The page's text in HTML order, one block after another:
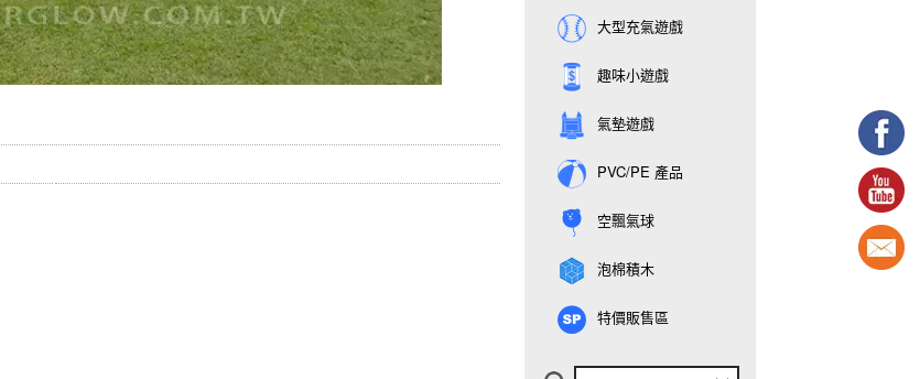
大型充氣遊戲
趣味小遊戲
氣墊遊戲
PVC/PE 產品
空飄氣球
泡棉積木
特價販售區